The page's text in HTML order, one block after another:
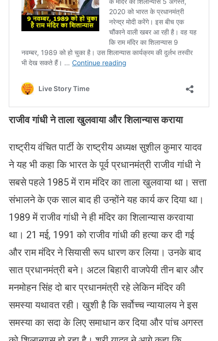
राजीव गांधी ने ताला खुलवाया और शिलान्यास कराया
राष्ट्रीय वंचित पार्टी के राष्ट्रीय अध्यक्ष सुशील कुमार यादव
ने यह भी कहा कि भारत के पूर्व प्रधानमंत्री राजीव गांधी ने
सबसे पहले 1985 में राम मंदिर का ताला खुलवाया था। सत्ता
संभालने के एक साल बाद ही उन्होंने यह कार्य कर दिया था।
1989 में राजीव गांधी ने ही मंदिर का शिलान्यास करवाया
था। 21 मई, 1991 को राजीव गांधी की हत्या कर दी गई
और राम मंदिर ने सियासी रूप धारण कर लिया। उनके बाद
सात प्रधानमंत्री बने। अटल बिहारी वाजपेयी तीन बार और
मनमोहन सिंह दो बार प्रधानमंत्री रहे लेकिन मंदिर की
समस्या यथावत रही। खुशी है कि सर्वोच्च न्यायालय ने इस
समस्या का सदा के लिए समाधान कर दिया और पांच अगस्त